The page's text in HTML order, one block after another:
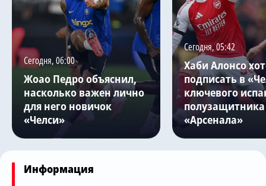
Сегодня, 06:00
Жоао Педро объяснил,
насколько важен лично
для него новичок
«Челси»
Сегодня, 05:42
Хаби Алонсо
подписать в
ключевого
полузащитника
«Арсенала»
Информация